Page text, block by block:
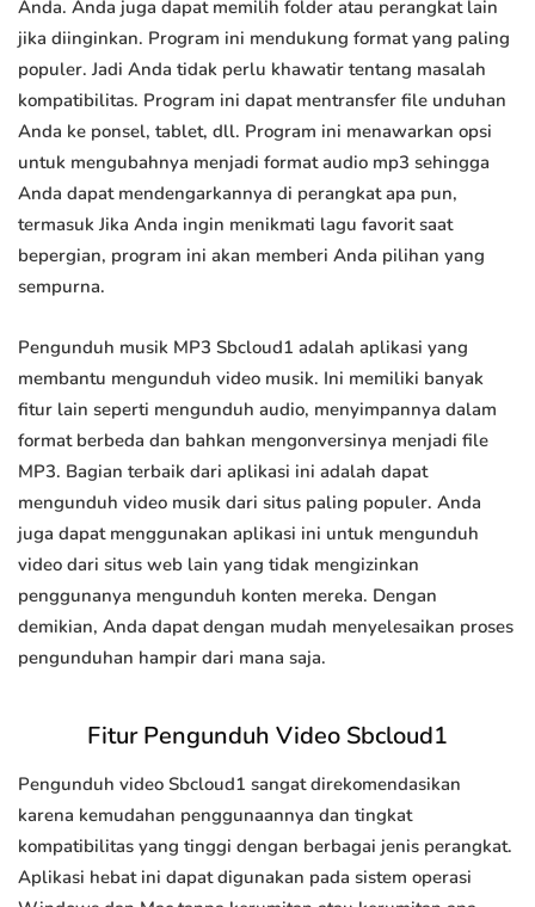
Anda. Anda juga dapat memilih folder atau perangkat lain
jika diinginkan. Program ini mendukung format yang paling
populer. Jadi Anda tidak perlu khawatir tentang masalah
kompatibilitas. Program ini dapat mentransfer file unduhan
Anda ke ponsel, tablet, dll. Program ini menawarkan opsi
untuk mengubahnya menjadi format audio mp3 sehingga
Anda dapat mendengarkannya di perangkat apa pun,
termasuk Jika Anda ingin menikmati lagu favorit saat
bepergian, program ini akan memberi Anda pilihan yang
sempurna.
Pengunduh musik MP3 Sbcloud1 adalah aplikasi yang
membantu mengunduh video musik. Ini memiliki banyak
fitur lain seperti mengunduh audio, menyimpannya dalam
format berbeda dan bahkan mengonversinya menjadi file
MP3. Bagian terbaik dari aplikasi ini adalah dapat
mengunduh video musik dari situs paling populer. Anda
juga dapat menggunakan aplikasi ini untuk mengunduh
video dari situs web lain yang tidak mengizinkan
penggunanya mengunduh konten mereka. Dengan
demikian, Anda dapat dengan mudah menyelesaikan proses
pengunduhan hampir dari mana saja.
Fitur Pengunduh Video Sbcloud1
Pengunduh video Sbcloud1 sangat direkomendasikan
karena kemudahan penggunaannya dan tingkat
kompatibilitas yang tinggi dengan berbagai jenis perangkat.
Aplikasi hebat ini dapat digunakan pada sistem operasi